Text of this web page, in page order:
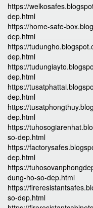
https://
dep.html
https://home-safe-
dep.html
https://
dep.html
https://
dep.html
https://
dep.html
https://
dep.html
https://
so-dep.html
https://
dep.html
https://
dung-ho-so-dep.html
https://
so-dep.html